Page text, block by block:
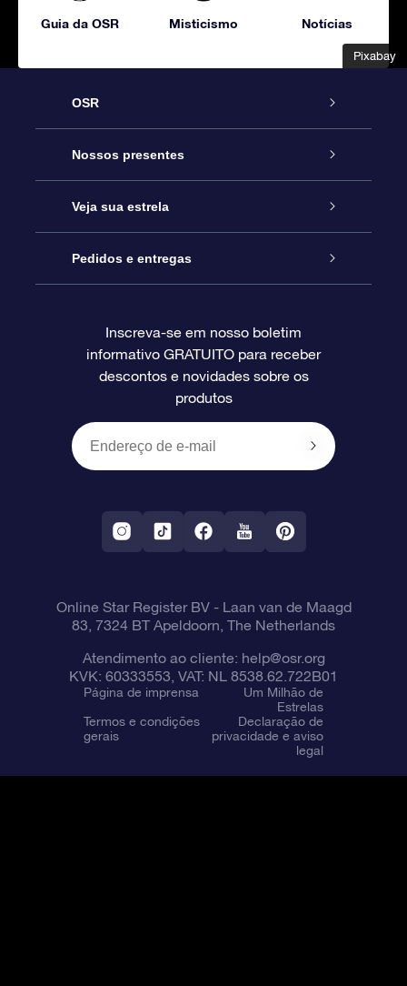
Pixabay
Pixabay
Guia da OSR Misticismo Notícias
OSR
Serviço
Entre em contato conosco
Blog
Avaliações
Nossos presentes
Presente estrelar on-line
Pacote de presente da OSR
O cartão de presente da OSR
Presentes corporativos
Veja sua estrela
Star Register
Página estelar personalizada
Um Milhão de Estrelas
OSR Starsaver
Aplicativo RV Fly me to the stars
Pedidos e entregas
Informações de pagamento
Política de devolução
Constelações
Inscreva-se em nosso boletim
informativo GRATUITO para receber
descontos e novidades sobre os
produtos
Online Star Register BV- Laan van de Maagd
83, 7324 BT Apeldoorn, The Netherlands
Atendimento ao cliente: help@osr.org
KVK: 60333553, VAT: NL 8538.62.722B01
Página de imprensa
Um Milhão de
Estrelas
Termos e condições
gerais
Declaração de
privacidade e aviso
legal